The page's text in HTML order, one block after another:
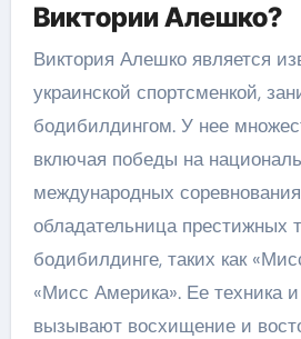
Виктории Алешко?
Виктория Алешко является
украинской спортсменкой,
бодибилдингом. У нее
включая победы на
международных
обладательница престижных
бодибилдинге, таких как
«Мисс Америка». Ее техника
вызывают восхищение и